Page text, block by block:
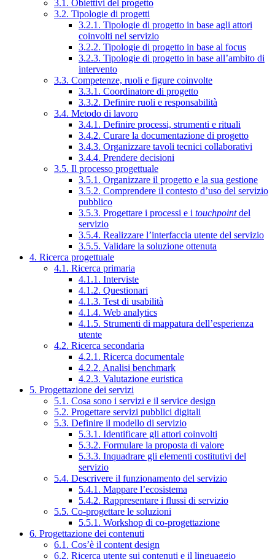
3.1. Obiettivi del progetto
3.2. Tipologie di progetti
3.2.1. Tipologie di progetto in base agli attori
coinvolti nel servizio
3.2.2. Tipologie di progetto in base al focus
3.2.3. Tipologie di progetto in base all’ambito di
intervento
3.3. Competenze, ruoli e figure coinvolte
3.3.1. Coordinatore di progetto
3.3.2. Definire ruoli e responsabilità
3.4. Metodo di lavoro
3.4.1. Definire processi, strumenti e rituali
3.4.2. Curare la documentazione di progetto
3.4.3. Organizzare tavoli tecnici collaborativi
3.4.4. Prendere decisioni
3.5. Il processo progettuale
3.5.1. Organizzare il progetto e la sua gestione
3.5.2. Comprendere il contesto d’uso del servizio
pubblico
3.5.3. Progettare i processi e i touchpointdel
servizio
3.5.4. Realizzare l’interfaccia utente del servizio
3.5.5. Validare la soluzione ottenuta
4. Ricerca progettuale
4.1. Ricerca primaria
4.1.1. Interviste
4.1.2. Questionari
4.1.3. Test di usabilità
4.1.4. Web analytics
4.1.5. Strumenti di mappatura dell’esperienza
utente
4.2. Ricerca secondaria
4.2.1. Ricerca documentale
4.2.2. Analisi benchmark
4.2.3. Valutazione euristica
5. Progettazione dei servizi
5.1. Cosa sono i servizi e il service design
5.2. Progettare servizi pubblici digitali
5.3. Definire il modello di servizio
5.3.1. Identificare gli attori coinvolti
5.3.2. Formulare la proposta di valore
5.3.3. Inquadrare gli elementi costitutivi del
servizio
5.4. Descrivere il funzionamento del servizio
5.4.1. Mappare l’ecosistema
5.4.2. Rappresentare i flussi di servizio
5.5. Co-progettare le soluzioni
5.5.1. Workshop di co-progettazione
6. Progettazione dei contenuti
6.1. Cos’è il content design
6.2. Ricerca utente sui contenuti e il linguaggio